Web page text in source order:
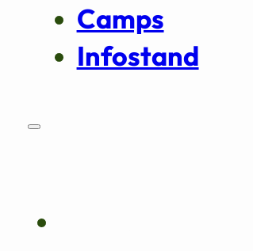
Camps
Infostand